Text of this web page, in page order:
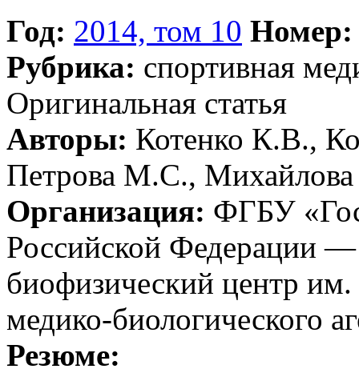
Год: 2014, том 10 Номер:
Рубрика: спортивная
Оригинальная статья
Авторы: Котенко К.В.,
Петрова М.С.,
Организация: ФГБУ
Российской Федерации
биофизический центр
медико-биологического
Резюме: